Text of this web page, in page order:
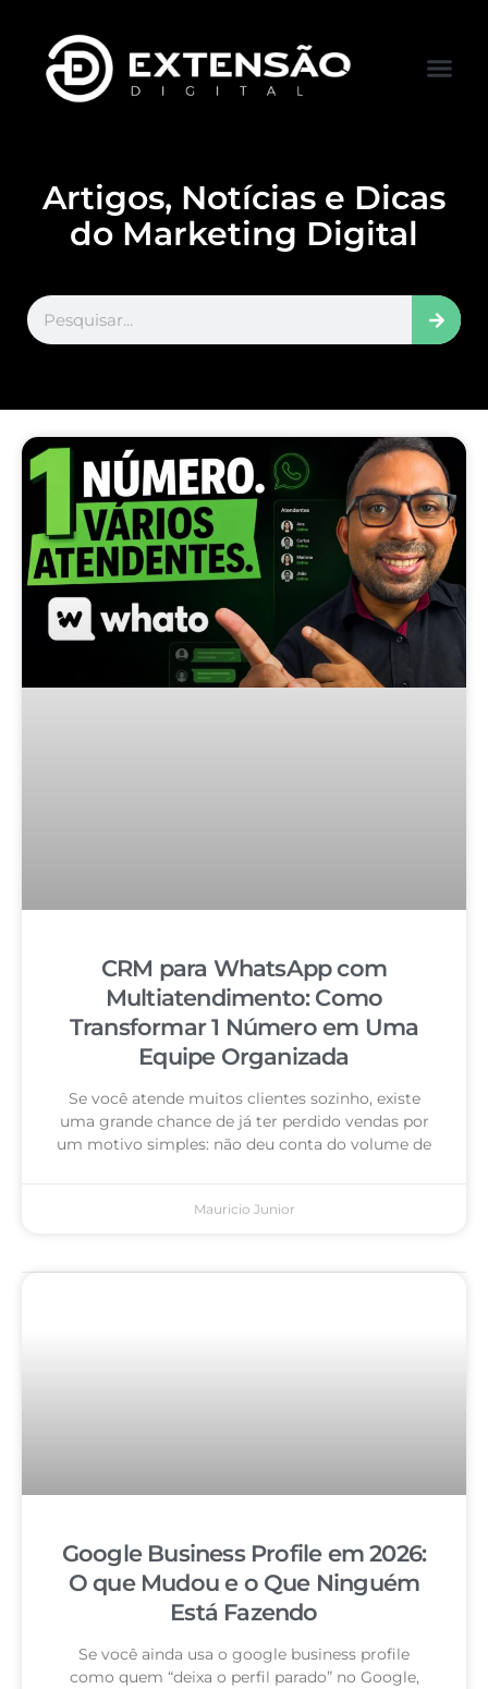
Artigos, Notícias e Dicas
do Marketing Digital
CRM para WhatsApp com
Multiatendimento: Como
Transformar 1 Número em Uma
Equipe Organizada
Se você atende muitos clientes sozinho, existe
uma grande chance de já ter perdido vendas por
um motivo simples: não deu conta do volume de
Mauricio Junior
Google Business Profile em 2026:
O que Mudou e o Que Ninguém
Está Fazendo
Se você ainda usa o google business profile
como quem “deixa o perfil parado” no Google,